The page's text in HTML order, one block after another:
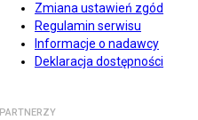
Zmiana ustawień zgód
Regulamin serwisu
Informacje o nadawcy
Deklaracja dostępności
PARTNERZY